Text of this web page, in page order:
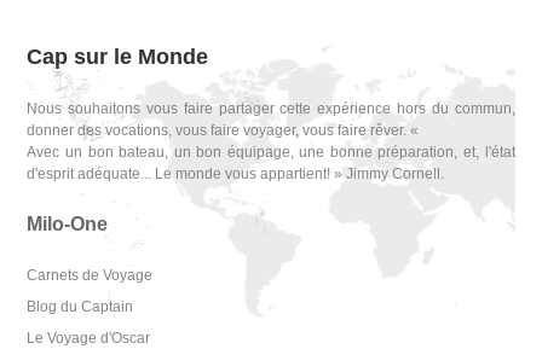
Cap sur le Monde
Nous souhaitons vous faire partager cette expérience hors du commun,
donner des vocations, vous faire voyager, vous faire rêver. «
Avec un bon bateau, un bon équipage, une bonne préparation, et, l'état
d'esprit adéquate... Le monde vous appartient! » Jimmy Cornell.
Milo-One
Carnets de Voyage
Blog du Captain
Le Voyage d'Oscar